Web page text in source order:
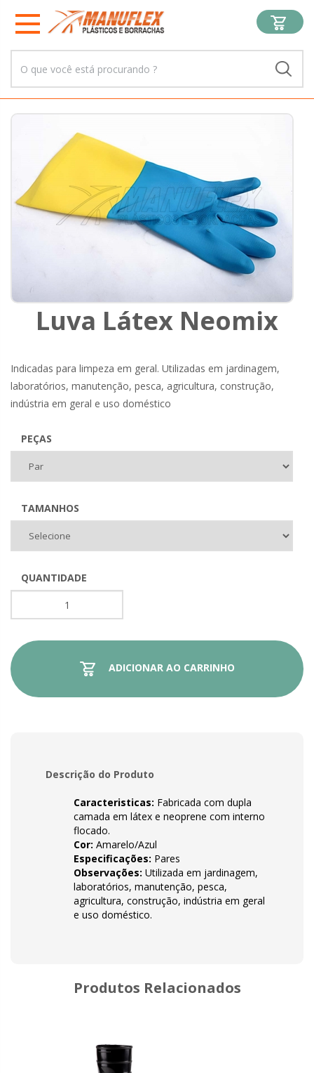
Luva Látex Neomix
Indicadas para limpeza em geral. Utilizadas em jardinagem,
laboratórios, manutenção, pesca, agricultura, construção,
indústria em geral e uso doméstico
PEÇAS
TAMANHOS
QUANTIDADE
ADICIONAR AO CARRINHO
Descrição do Produto
Caracteristicas: Fabricada com dupla
camada em látex e neoprene com interno
flocado.
Cor: Amarelo/Azul
Especificações: Pares
Observações: Utilizada em jardinagem,
laboratórios, manutenção, pesca,
agricultura, construção, indústria em geral
e uso doméstico.
Produtos Relacionados